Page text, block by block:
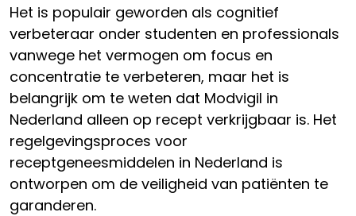
Het is populair geworden als cognitief
verbeteraar onder studenten en professionals
vanwege het vermogen om focus en
concentratie te verbeteren, maar het is
belangrijk om te weten dat Modvigil in
Nederland alleen op recept verkrijgbaar is. Het
regelgevingsproces voor
receptgeneesmiddelen in Nederland is
ontworpen om de veiligheid van patiënten te
garanderen.